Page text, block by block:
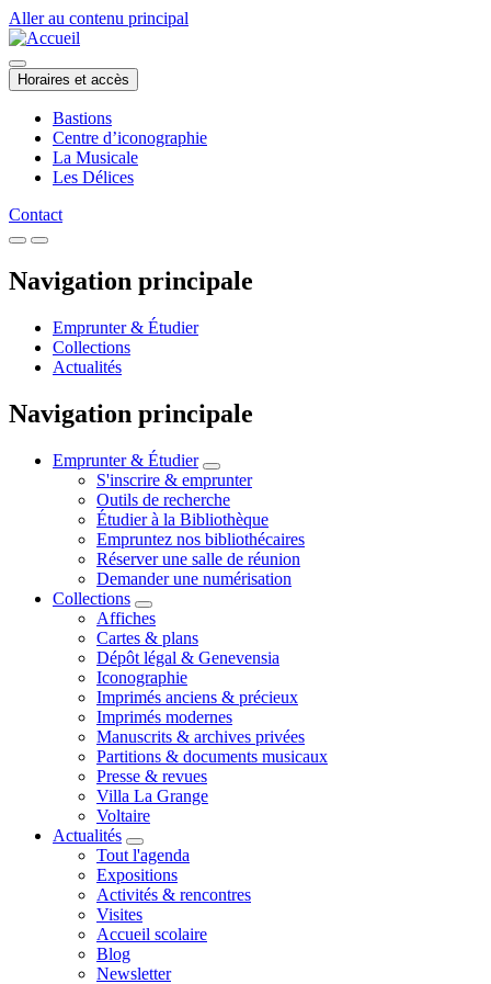
Aller au contenu principal
Horaires et accès
Bastions
Centre d’iconographie
La Musicale
Les Délices
Contact
Navigation principale
Emprunter & Étudier
Collections
Actualités
Navigation principale
Emprunter & Étudier
S'inscrire & emprunter
Outils de recherche
Étudier à la Bibliothèque
Empruntez nos bibliothécaires
Réserver une salle de réunion
Demander une numérisation
Collections
Affiches
Cartes & plans
Dépôt légal & Genevensia
Iconographie
Imprimés anciens & précieux
Imprimés modernes
Manuscrits & archives privées
Partitions & documents musicaux
Presse & revues
Villa La Grange
Voltaire
Actualités
Tout l'agenda
Expositions
Activités & rencontres
Visites
Accueil scolaire
Blog
Newsletter